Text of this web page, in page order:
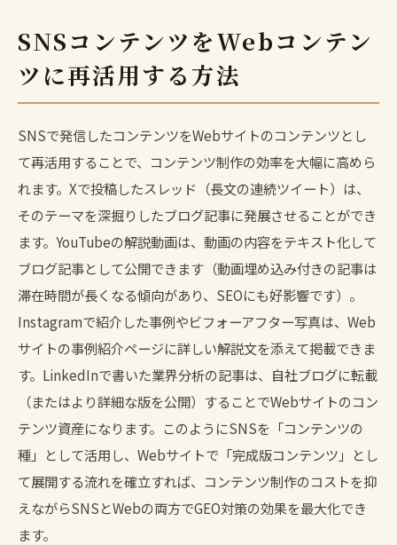
SNSコンテンツをWebコンテン
ツに再活用する方法
SNSで発信したコンテンツをWebサイトのコンテンツとし
て再活用することで、コンテンツ制作の効率を大幅に高めら
れます。Xで投稿したスレッド（長文の連続ツイート）は、
そのテーマを深掘りしたブログ記事に発展させることができ
ます。YouTubeの解説動画は、動画の内容をテキスト化して
ブログ記事として公開できます（動画埋め込み付きの記事は
滞在時間が長くなる傾向があり、SEOにも好影響です）。
Instagramで紹介した事例やビフォーアフター写真は、Web
サイトの事例紹介ページに詳しい解説文を添えて掲載できま
す。LinkedInで書いた業界分析の記事は、自社ブログに転載
（またはより詳細な版を公開）することでWebサイトのコン
テンツ資産になります。このようにSNSを「コンテンツの
種」として活用し、Webサイトで「完成版コンテンツ」とし
て展開する流れを確立すれば、コンテンツ制作のコストを抑
えながらSNSとWebの両方でGEO対策の効果を最大化でき
ます。